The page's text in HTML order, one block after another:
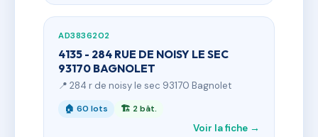
AD3836202
4135 - 284 RUE DE NOISY LE SEC
93170 BAGNOLET
📍 284 r de noisy le sec 93170 Bagnolet
🏠 60 lots 🏗 2 bât.
Voir la fiche →